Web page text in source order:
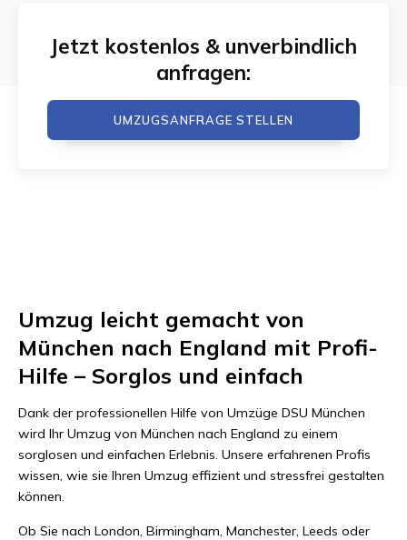
Jetzt kostenlos & unverbindlich
anfragen:
UMZUGSANFRAGE STELLEN
Umzug leicht gemacht von
München nach England mit Profi-
Hilfe – Sorglos und einfach
Dank der professionellen Hilfe von Umzüge DSU München
wird Ihr Umzug von München nach England zu einem
sorglosen und einfachen Erlebnis. Unsere erfahrenen Profis
wissen, wie sie Ihren Umzug effizient und stressfrei gestalten
können.
Ob Sie nach London, Birmingham, Manchester, Leeds oder